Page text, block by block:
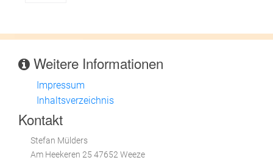
Weitere Informationen
Impressum
Inhaltsverzeichnis
Kontakt
Stefan Mülders
Am Heekeren 25 47652 Weeze